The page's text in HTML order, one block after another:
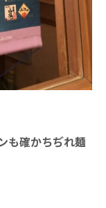
も確かちぢれ麺